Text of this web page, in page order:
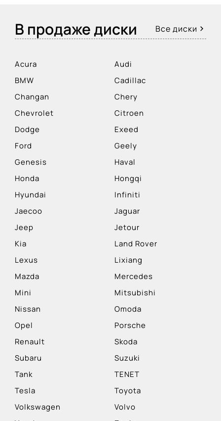
В продаже диски Все диски
Acura
Audi
BMW
Cadillac
Changan
Chery
Chevrolet
Citroen
Dodge
Exeed
Ford
Geely
Genesis
Haval
Honda
Hongqi
Hyundai
Infiniti
Jaecoo
Jaguar
Jeep
Jetour
Kia
Land Rover
Lexus
Lixiang
Mazda
Mercedes
Mini
Mitsubishi
Nissan
Omoda
Opel
Porsche
Renault
Skoda
Subaru
Suzuki
Tank
TENET
Tesla
Toyota
Volkswagen
Volvo